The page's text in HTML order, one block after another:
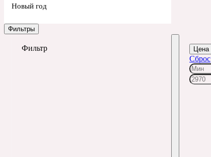
Новый год
Фильтры
Фильтр Цена
Сброс